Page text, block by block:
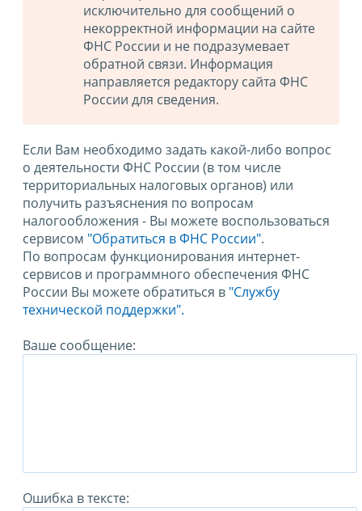
исключительно для сообщений о
некорректной информации на сайте
ФНС России и не подразумевает
обратной связи. Информация
направляется редактору сайта ФНС
России для сведения.
Если Вам необходимо задать какой-либо вопрос
о деятельности ФНС России (в том числе
территориальных налоговых органов) или
получить разъяснения по вопросам
налогообложения - Вы можете воспользоваться
сервисом "Обратиться в ФНС России".
По вопросам функционирования интернет-
сервисов и программного обеспечения ФНС
России Вы можете обратиться в "Службу
технической поддержки".
Ваше сообщение:
Ошибка в тексте: